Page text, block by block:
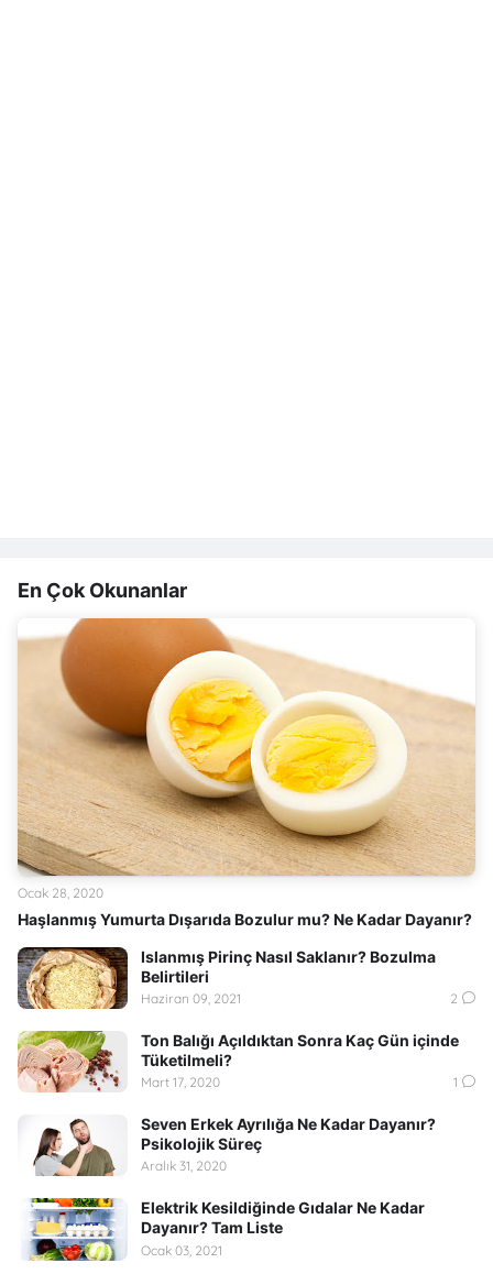
En Çok Okunanlar
Haşlanmış Yumurta Dışarıda Bozulur mu? Ne Kadar Dayanır?
Ocak 28, 2020
Islanmış Pirinç Nasıl Saklanır? Bozulma
Belirtileri
Haziran 09, 2021 2
Ton Balığı Açıldıktan Sonra Kaç Gün içinde
Tüketilmeli?
Mart 17, 2020 1
Seven Erkek Ayrılığa Ne Kadar Dayanır?
Psikolojik Süreç
Aralık 31, 2020
Elektrik Kesildiğinde Gıdalar Ne Kadar
Dayanır? Tam Liste
Ocak 03, 2021